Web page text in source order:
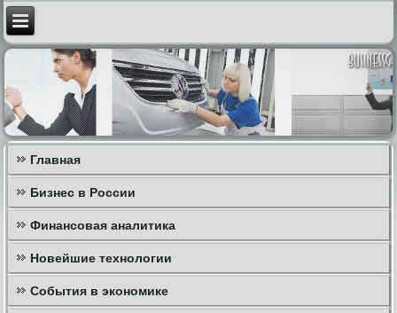
Главная
Бизнес в России
Финансовая аналитика
Новейшие технологии
События в экономике